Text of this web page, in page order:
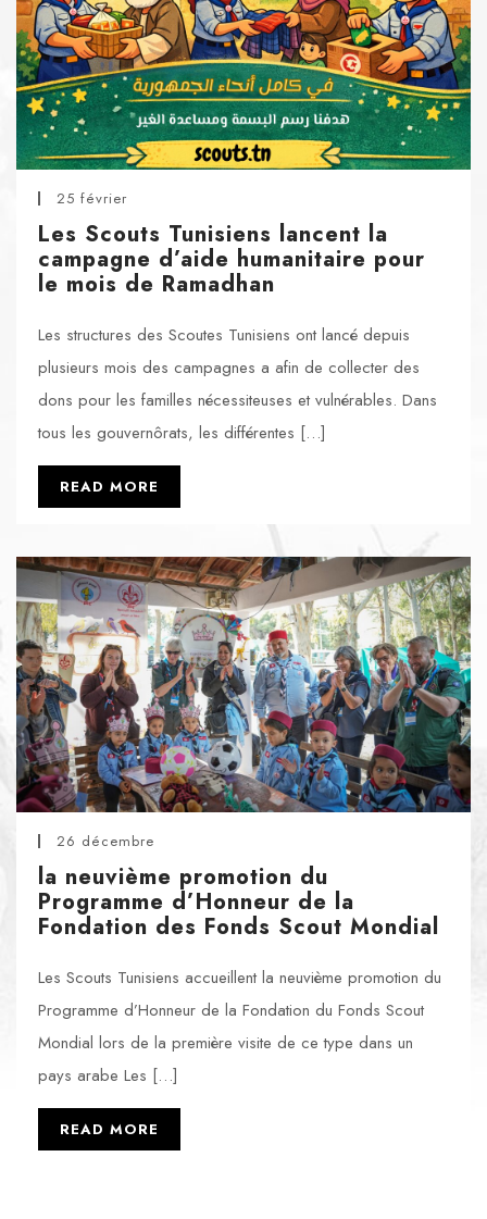
25 février
Les Scouts Tunisiens lancent la
campagne d’aide humanitaire pour
le mois de Ramadhan
Les structures des Scoutes Tunisiens ont lancé depuis
plusieurs mois des campagnes a afin de collecter des
dons pour les familles nécessiteuses et vulnérables. Dans
tous les gouvernôrats, les différentes […]
READ MORE
26 décembre
la neuvième promotion du
Programme d’Honneur de la
Fondation des Fonds Scout Mondial
Les Scouts Tunisiens accueillent la neuvième promotion du
Programme d’Honneur de la Fondation du Fonds Scout
Mondial lors de la première visite de ce type dans un
pays arabe Les […]
READ MORE